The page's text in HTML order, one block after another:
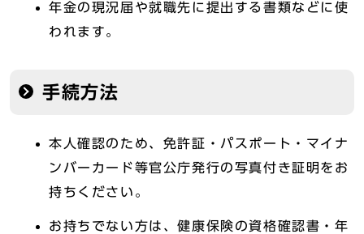
年金の現況届や就職先に提出する書類などに使
われます。
手続方法
本人確認のため、免許証・パスポート・マイナ
ンバーカード等官公庁発行の写真付き証明をお
持ちください。
お持ちでない方は、健康保険の資格確認書・年